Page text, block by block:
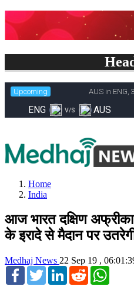
Home
India
आज भारत दक्षिण
के इरादे से मैदान पर
Medhaj News 22 Sep 19 ,
FacebookTwitterLinkedInReddit